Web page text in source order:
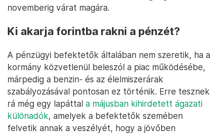
novemberig várat magára.
Ki akarja forintba rakni a pénzét?
A pénzügyi befektetők általában nem szeretik, ha a
kormány közvetlenül beleszól a piac működésébe,
márpedig a benzin- és az élelmiszerárak
szabályozásával pontosan ez történik. Erre tesznek
rá még egy lapáttal a májusban kihirdetett ágazati
különadók, amelyek a befektetők szemében
felvetik annak a veszélyét, hogy a jövőben